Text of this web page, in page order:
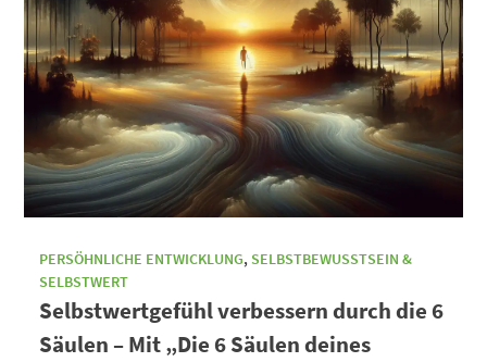
PERSÖHNLICHE ENTWICKLUNG, SELBSTBEWUSSTSEIN &
SELBSTWERT
Selbstwertgefühl verbessern durch die 6
Säulen – Mit „Die 6 Säulen deines